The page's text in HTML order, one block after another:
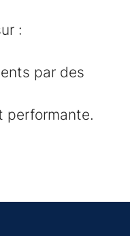
:
par des
performante.